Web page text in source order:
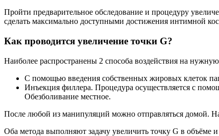
Пройти предварительное обследование и процедуру
сделать максимально доступными достижения интимной
Как проводится увеличение точки G?
Наиболее распространены 2 способа воздействия на
С помощью введения собственных жировых клеток
Инъекция филлера. Процедура осуществляется с
Обезболивание местное.
После любой из манипуляций можно отправляться домой.
Оба метода выполняют задачу увеличить точку G в объёме